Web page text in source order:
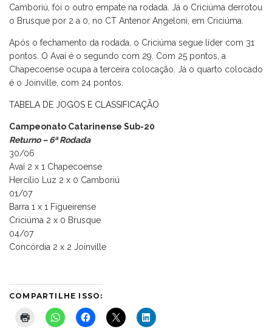
Camboriú, foi o outro empate na rodada. Já o Criciúma derrotou
o Brusque por 2 a 0, no CT Antenor Angeloni, em Criciúma.
Após o fechamento da rodada, o Criciúma segue líder com 31
pontos. O Avaí é o segundo com 29. Com 25 pontos, a
Chapecoense ocupa a terceira colocação. Já o quarto colocado
é o Joinville, com 24 pontos.
TABELA DE JOGOS E CLASSIFICAÇÃO
Campeonato Catarinense Sub-20
Returno – 6ª Rodada
30/06
Avaí 2 x 1 Chapecoense
Hercílio Luz 2 x 0 Camboriú
01/07
Barra 1 x 1 Figueirense
Criciúma 2 x 0 Brusque
04/07
Concórdia 2 x 2 Joinville
COMPARTILHE ISSO: